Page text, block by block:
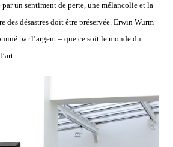
un sentiment de perte, une mélancolie et la
des désastres doit être préservée. Erwin Wurm
par l’argent – que ce soit le monde du